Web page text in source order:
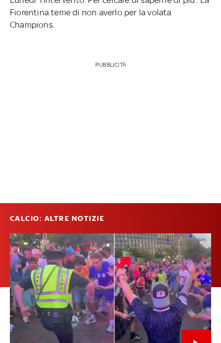
Fiorentina teme di non averlo per la volata
Champions.
PUBBLICITÀ
CALCIO: ALTRE NOTIZIE